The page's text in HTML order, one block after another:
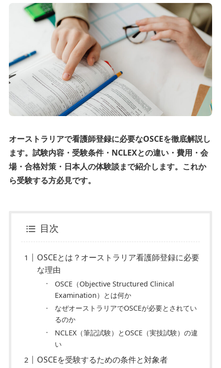
オーストラリアで看護師登録に必要なOSCEを徹底解説し
ます。試験内容・受験条件・NCLEXとの違い・費用・会
場・合格対策・日本人の体験談まで紹介します。これか
ら受験する方必見です。
目次
OSCEとは？オーストラリア看護師登録に必要
な理由
OSCE（Objective Structured Clinical
Examination）とは何か
なぜオーストラリアでOSCEが必要とされてい
るのか
NCLEX（筆記試験）とOSCE（実技試験）の違
い
OSCEを受験するための条件と対象者